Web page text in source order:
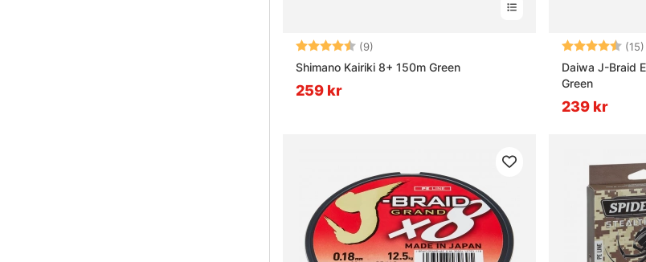
Betyg: (9)
Shimano Kairiki 8+ 150m Green
259 kr
Betyg: (15)
Daiwa J-Braid
Green
239 kr